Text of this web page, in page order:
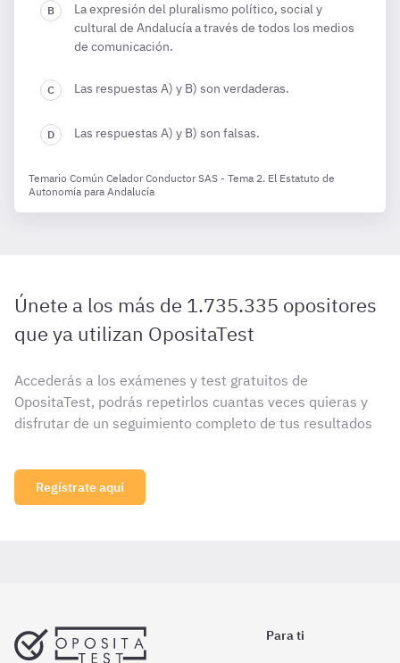
La expresión del pluralismo político, social y
cultural de Andalucía a través de todos los medios
de comunicación.
Las respuestas A) y B) son verdaderas.
Las respuestas A) y B) son falsas.
Temario Común Celador Conductor SAS - Tema 2. El Estatuto de
Autonomía para Andalucía
Únete a los más de 1.735.335 opositores
que ya utilizan OpositaTest
Accederás a los exámenes y test gratuitos de
OpositaTest, podrás repetirlos cuantas veces quieras y
disfrutar de un seguimiento completo de tus resultados
Regístrate aquí
Para ti